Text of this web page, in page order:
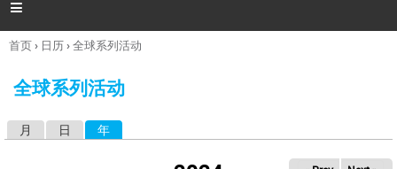

你
这
首页› 日历›全球系列活动
全球系列活动
月 日 年